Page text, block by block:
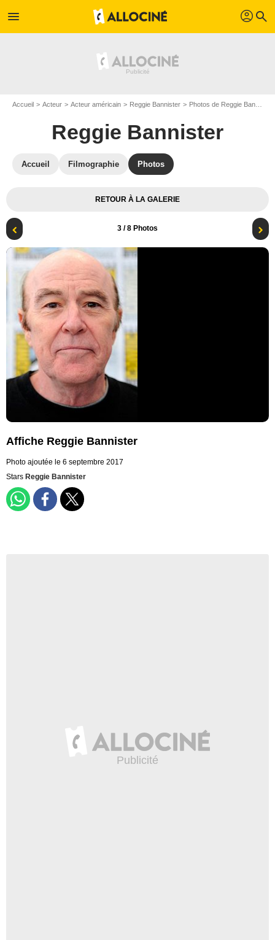
menu profil search
Accueil Acteur Acteur américain Reggie Bannister Photos de Reggie Bannister
Reggie Bannister
Accueil Filmographie Photos
RETOUR À LA GALERIE
3 / 8 Photos
Affiche Reggie Bannister
Photo ajoutée le 6 septembre 2017
Stars Reggie Bannister